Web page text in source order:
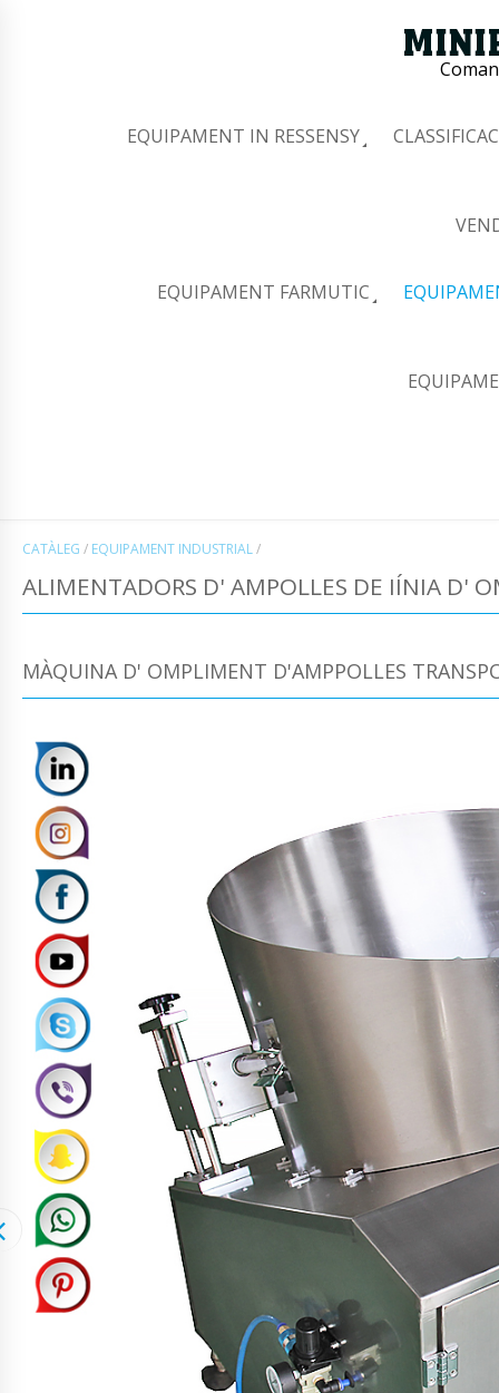
EQUIPAMENT IN RESSENSY
EQUIPAMENT FARMUTIC
CATÀLEG / EQUIPAMENT INDUSTRIAL/
ALIMENTADORS D' AMPOLLES DE IÍNIA D'
MÀQUINA D' OMPLIMENT D'AMPPOLLES